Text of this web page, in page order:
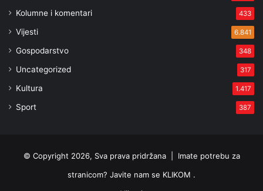
Kolumne i komentari 433
Vijesti 6.841
Gospodarstvo 348
Uncategorized 317
Kultura 1.417
Sport 387
© Copyright 2026, Sva prava pridržana | Imate potrebu za
stranicom? Javite nam se KLIKOM .